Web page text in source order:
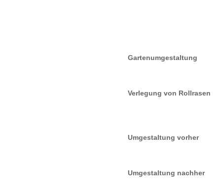
Gartenumgestaltung
Verlegung von Rollrasen
Umgestaltung vorher
Umgestaltung nachher